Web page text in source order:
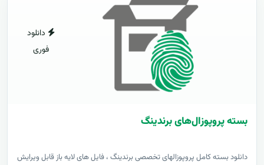
دانلود
فوری
بسته پروپوزال‌های برندینگ
دانلود بسته کامل پروپوزالهای تخصصی برندینگ ، فایل های لایه باز قابل ویرایش